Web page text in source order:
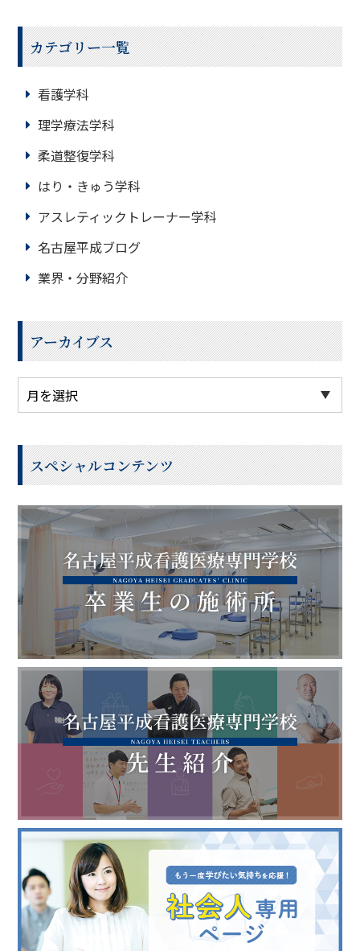
カテゴリー一覧
看護学科
理学療法学科
柔道整復学科
はり・きゅう学科
アスレティックトレーナー学科
名古屋平成ブログ
業界・分野紹介
アーカイブス
スペシャルコンテンツ